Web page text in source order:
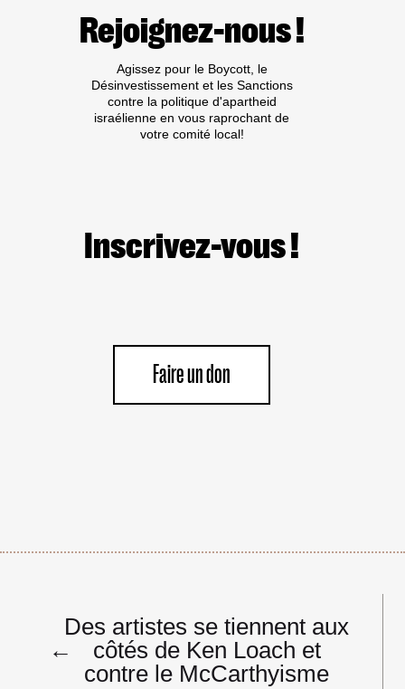
Rejoignez-nous !
Agissez pour le Boycott, le
Désinvestissement et les Sanctions
contre la politique d'apartheid
israélienne en vous raprochant de
votre comité local!
Inscrivez-vous !
Faire un don
Navigation
de
l’article
←
Des artistes se tiennent aux
côtés de Ken Loach et
contre le McCarthyisme